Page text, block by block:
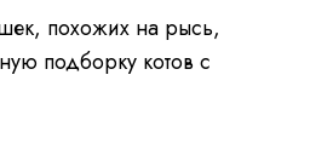
похожих на рысь,
подборку котов с